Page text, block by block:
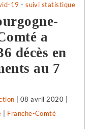
19 -suivi statistique
a
décès en
au 7
08 avril 2020
sur
Franche-Comté